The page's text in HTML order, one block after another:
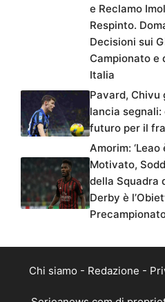
e Reclamo
Respinto.
Decisioni sui
Campionato e
Italia
Pavard, Chivu
lancia segnali:
futuro per il
Amorim: ‘Leao
Motivato,
della Squadra
Derby è
Chi siamo - Redazione -